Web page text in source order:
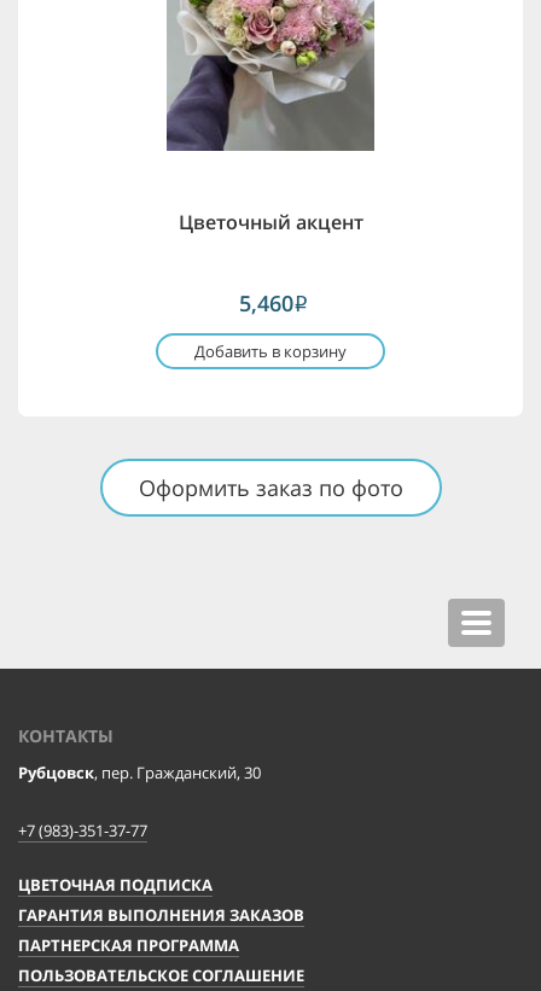
Цветочный акцент
5,460i
Добавить в корзину
Оформить заказ по фото
Toggle
КОНТАКТЫ
Рубцовск, пер. Гражданский, 30
+7 (983)-351-37-77
ЦВЕТОЧНАЯ ПОДПИСКА
ГАРАНТИЯ ВЫПОЛНЕНИЯ ЗАКАЗОВ
ПАРТНЕРСКАЯ ПРОГРАММА
ПОЛЬЗОВАТЕЛЬСКОЕ СОГЛАШЕНИЕ